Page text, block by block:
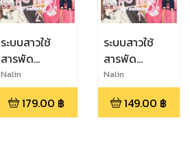
ระบบสาวใช้
สารพัด
ประโยชน์ 2
Nalin
179.00 ฿
ระบบสาวใช้
สารพัด
ประโยชน์ 1
Nalin
149.00 ฿